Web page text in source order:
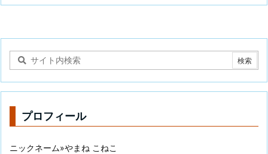
プロフィール
ニックネーム»やまね こねこ